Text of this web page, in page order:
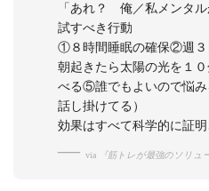
「あれ？ 俺／私メンタ
試すべき行動
①８時間睡眠の確保②週
朝起きたら太陽の光を１
べる⑤誰でもよいので悩
話し掛けてる）
効果はすべて科学的に証明
via 『筋トレが最強のソリュ